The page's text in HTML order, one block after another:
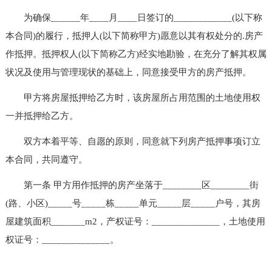
为确保______年____月____日签订的____________(以下称
本合同)的履行，抵押人(以下简称甲方)愿意以其有权处分的.房产
作抵押。抵押权人(以下简称乙方)经实地勘验，在充分了解其权属
状况及使用与管理现状的基础上，同意接受甲方的房产抵押。
甲方将房屋抵押给乙方时，该房屋所占用范围的土地使用权
一并抵押给乙方。
双方本着平等、自愿的原则，同意就下列房产抵押事项订立
本合同，共同遵守。
第一条 甲方用作抵押的房产坐落于________区________街
(路、小区)_____号_____栋_____单元_____层_____户号，其房
屋建筑面积_______m2，产权证号：______________，土地使用
权证号：______________。